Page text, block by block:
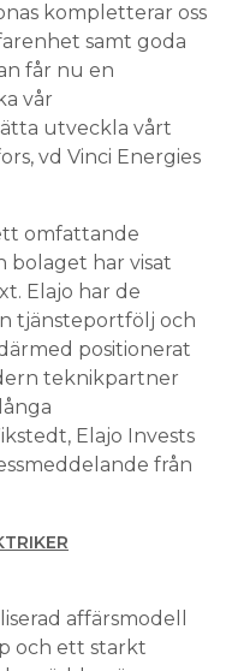
kompletterar oss
samt goda
får nu en
vår
utveckla vårt
vd Vinci Energies
omfattande
bolaget har visat
Elajo har de
tjänsteportfölj och
positionerat
teknikpartner
Elajo Invests
från
affärsmodell
och ett starkt